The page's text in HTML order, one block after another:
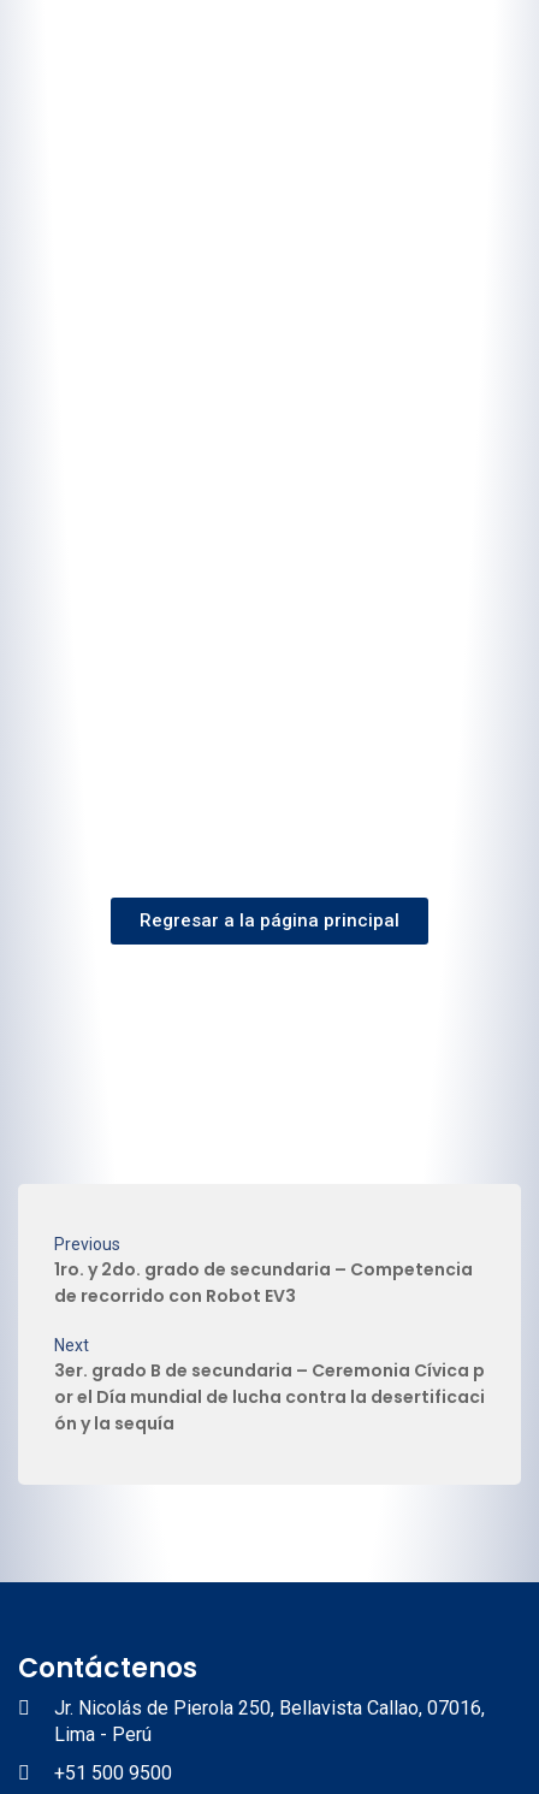
Regresar a la página principal
Previous
1ro. y 2do. grado de secundaria – Competencia
de recorrido con Robot EV3
Next
3er. grado B de secundaria – Ceremonia Cívica p
or el Día mundial de lucha contra la desertificaci
ón y la sequía
Contáctenos
Jr. Nicolás de Pierola 250, Bellavista Callao, 07016,
Lima - Perú
+51 500 9500